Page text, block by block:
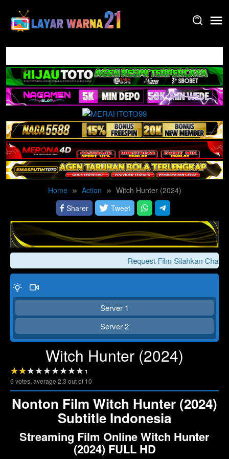
content
Home Action
Witch Hunter (2024)
Sharer
Tweet
Request Film Silahkan Chat
Server 1
Server 2
Witch Hunter (2024)
6 votes, average 2.3 out of 10
Nonton Film Witch Hunter (2024)
Subtitle Indonesia
Streaming Film Online Witch Hunter
(2024) FULL HD